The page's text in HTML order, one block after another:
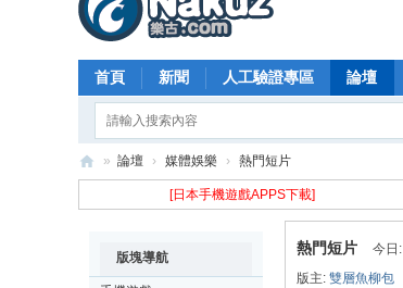
首頁 新聞 人工驗證專區 論壇
» 論壇 › 媒體娛樂 › 熱門短片
[日本手機遊戲APPS下載]
版塊導航
熱門短片 今日:
版主: 雙層魚柳包